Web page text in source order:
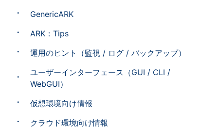
GenericARK
ARK：Tips
運用のヒント（監視 / ログ / バックアップ）
ユーザーインターフェース（GUI / CLI /
WebGUI）
仮想環境向け情報
クラウド環境向け情報